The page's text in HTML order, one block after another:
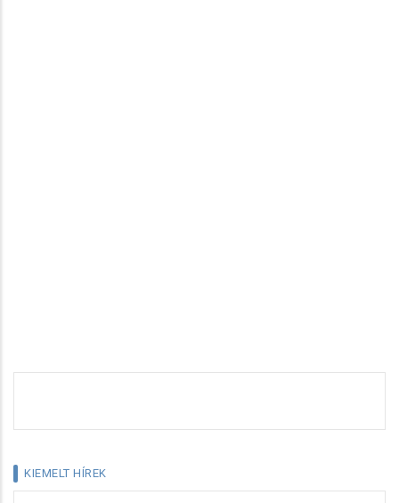
KIEMELT HÍREK